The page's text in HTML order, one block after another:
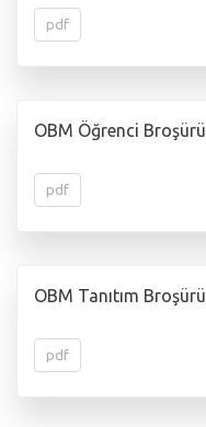
pdf
OBM Öğrenci Broşürü
pdf
OBM Tanıtım Broşürü
pdf